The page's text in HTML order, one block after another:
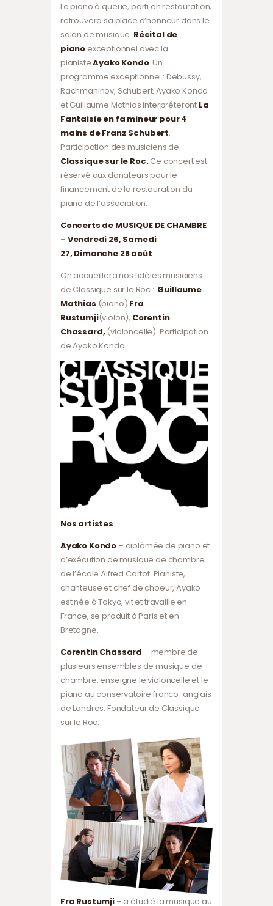
Le piano à queue, parti en restauration,
retrouvera sa place d’honneur dans le
salon de musique. Récital de
piano exceptionnel avec la
pianisteAyako Kondo. Un
programme exceptionnel : Debussy,
Rachmaninov, Schubert. Ayako Kondo
et Guillaume Mathias interpréteront La
Fantaisie en fa mineur pour 4
mains de Franz Schubert.
Participation des musiciens de
Classique sur le Roc.Ce concert est
réservé aux donateurs pour le
financement de la restauration du
piano de l’association.
Concerts de MUSIQUE DE CHAMBRE
– Vendredi 26, Samedi
27, Dimanche 28août
On accueillera nos fidèles musiciens
de Classique sur le Roc : Guillaume
Mathias (piano) Fra
Rustumji(violon), Corentin
Chassard, (violoncelle). Participation
de Ayako Kondo.
Nos artistes
Ayako Kondo – diplômée de piano et
d’exécution de musique de chambre
de l’école Alfred Cortot. Pianiste,
chanteuse et chef de choeur, Ayako
est née à Tokyo, vit et travaille en
France, se produit à Paris et en
Bretagne.
Corentin Chassard – membre de
plusieurs ensembles de musique de
chambre, enseigne le violoncelle et le
piano au conservatoire franco-anglais
de Londres. Fondateur de Classique
sur le Roc.
Fra Rustumji – a étudié la musique au